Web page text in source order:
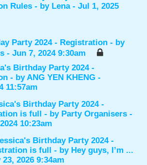
Rules - by Lena- Jul 1, 2025
Party 2024 - Registration - by
- Jun 7, 2024 9:30am
Birthday Party 2024 -
- byANG YEN KHENG -
11:57am
Birthday Party 2024 -
is full - by Party Organisers -
10:23am
Birthday Party 2024 -
is full - by Hey guys, I’m ...
23, 2026 9:34am